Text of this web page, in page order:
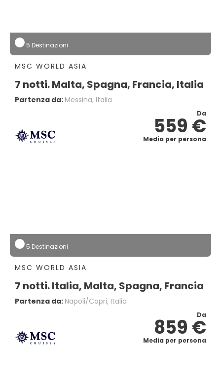
5 Destinazioni
MSC WORLD ASIA
7 notti. Malta, Spagna, Francia, Italia
Partenza da: Messina, Italia
Da
559 €
Media per persona
5 Destinazioni
MSC WORLD ASIA
7 notti. Italia, Malta, Spagna, Francia
Partenza da: Napoli/capri, Italia
Da
859 €
Media per persona